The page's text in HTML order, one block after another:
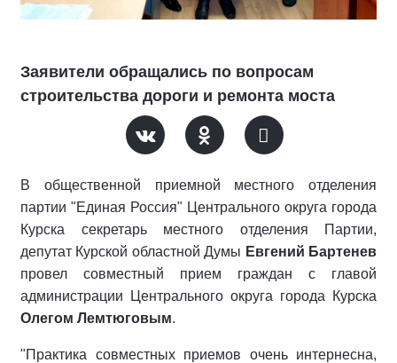
Заявители обращались по вопросам
строительства дороги и ремонта моста
В общественной приемной местного отделения
партии "Единая Россия" Центрального округа города
Курска секретарь местного отделения Партии,
депутат Курской областной Думы Евгений Бартенев
провел совместный прием граждан с главой
администрации Центрального округа города Курска
Олегом Лемтюговым.
"Практика совместных приемов очень интернесна,